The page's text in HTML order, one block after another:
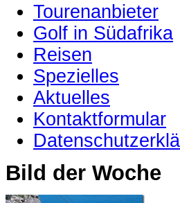
Tourenanbieter
Golf in Südafrika
Reisen
Spezielles
Aktuelles
Kontaktformular
Bild der Woche